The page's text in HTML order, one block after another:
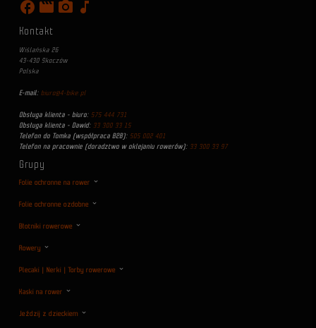
facebook movie photo_camera music_note
Kontakt
Wiślańska 26
43-430 Skoczów
Polska
E-mail: biuro@4-bike.pl
Obsługa klienta - biuro: 575 444 731
Obsługa klienta - Dawid: 33 300 33 15
Telefon do Tomka (współpraca B2B): 505 002 401
Telefon na pracownie (doradztwo w oklejaniu rowerów): 33 300 33 97
Grupy
Folie ochronne na rower
Folie ochronne ozdobne
Błotniki rowerowe
Rowery
Plecaki | Nerki | Torby rowerowe
Kaski na rower
Jeździj z dzieckiem